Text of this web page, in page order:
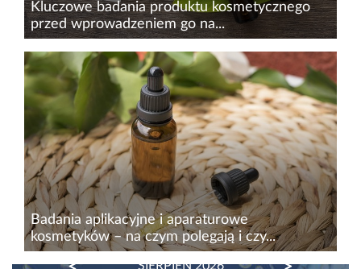
Kluczowe badania produktu kosmetycznego
przed wprowadzeniem go na...
Zanim wprowadzimy kosmetyki na rynek,
musimy przeprowadzić szereg badań, które
potwierdzą ich bezpieczeństwo, skuteczność
oraz zgodność z przepisami prawnymi. Są to
m.in.: ocena bezpieczeństwa...
Badania aplikacyjne i aparaturowe
kosmetyków – na czym polegają i czy...
SIERPIEŃ 2026